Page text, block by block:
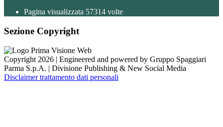
Pagina visualizzata 57314 volte
Sezione Copyright
Copyright 2026 | Engineered and powered by Gruppo Spaggiari
Parma S.p.A. | Divisione Publishing & New Social Media
Disclaimer trattamento dati personali